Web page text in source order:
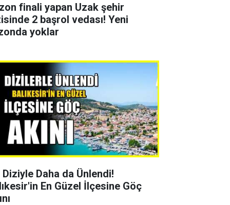
finali yapan Uzak şehir
2 başrol vedası! Yeni
yoklar
Daha da Ünlendi!
En Güzel İlçesine Göç